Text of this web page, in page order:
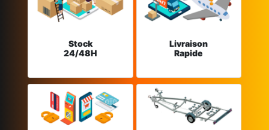
Stock
24/48H
Livraison
Rapide